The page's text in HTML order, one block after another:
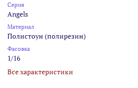
Серия
Angels
Материал
Полистоун (полирезин)
Фасовка
1/16
Все характеристики